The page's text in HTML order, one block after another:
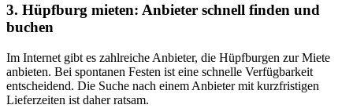
3. Hüpfburg mieten: Anbieter schnell finden und
buchen
Im Internet gibt es zahlreiche Anbieter, die Hüpfburgen zur Miete
anbieten. Bei spontanen Festen ist eine schnelle Verfügbarkeit
entscheidend. Die Suche nach einem Anbieter mit kurzfristigen
Lieferzeiten ist daher ratsam.